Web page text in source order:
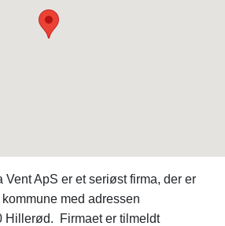
ApS er et seriøst firma, der er
med adressen
Hillerød. Firmaet er tilmeldt